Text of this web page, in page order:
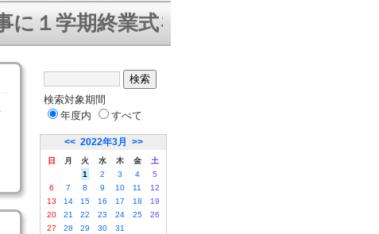
学期終業式を迎えることができまし
検索対象期間
年度内
すべて
<< 2022年3月 >>
日 月 火 水 木 金
土
1
2 3 4
5
6
7 8 9 10 11
12
13
14 15 16 17 18
19
20
21 22 23 24 25
26
27
28 29 30 31